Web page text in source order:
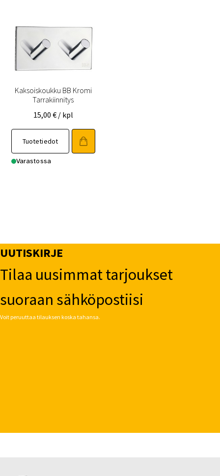
Kaksoiskoukku BB Kromi
Tarrakiinnitys
15,00 € / kpl
Tuotetiedot
Varastossa
UUTISKIRJE
Tilaa uusimmat tarjoukset
suoraan sähköpostiisi
Voit peruuttaa tilauksen koska tahansa.